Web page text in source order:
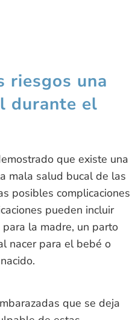
riesgos una
durante el
que existe una
mala salud bucal de las
posibles complicaciones
pueden incluir
la madre, un parto
nacer para el bebé o
que se deja